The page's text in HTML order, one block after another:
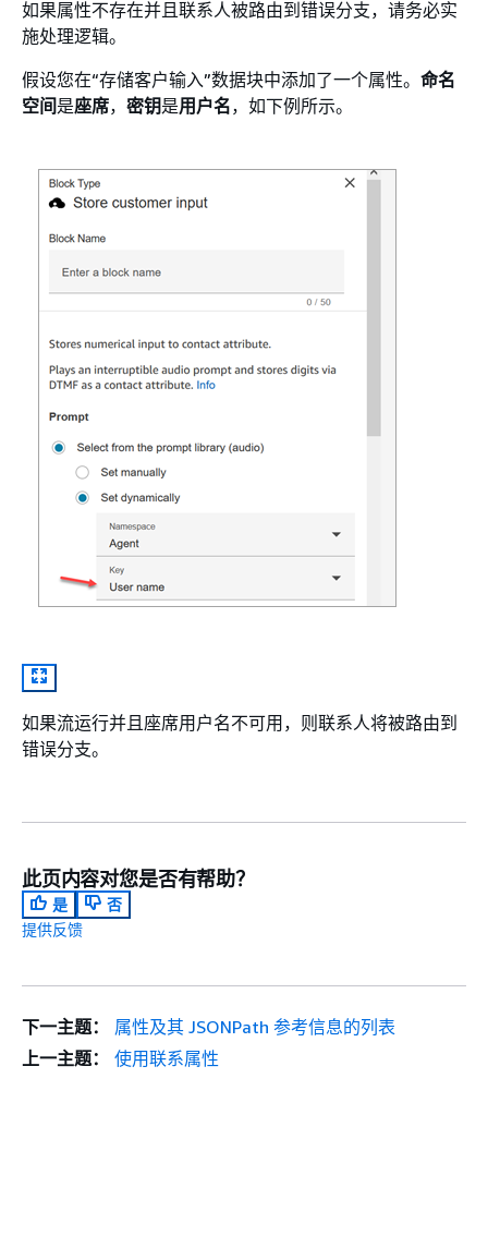
如果属性不存在并且联系人被路由到错误分支，请务必实
施处理逻辑。
假设您在“存储客户输入”数据块中添加了一个属性。 命名
空间是座席， 密钥是用户名，如下例所示。
如果流运行并且座席用户名不可用，则联系人将被路由到
错误分支。
此页内容对您是否有帮助？
是
否
提供反馈
下一主题：
属性及其 JSONPath 参考信息的列表
上一主题：
使用联系属性